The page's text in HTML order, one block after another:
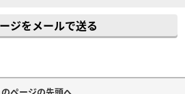
ジをメールで送る